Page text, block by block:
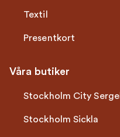
Textil
Presentkort
Våra butiker
Stockholm City Sergel
Stockholm Sickla